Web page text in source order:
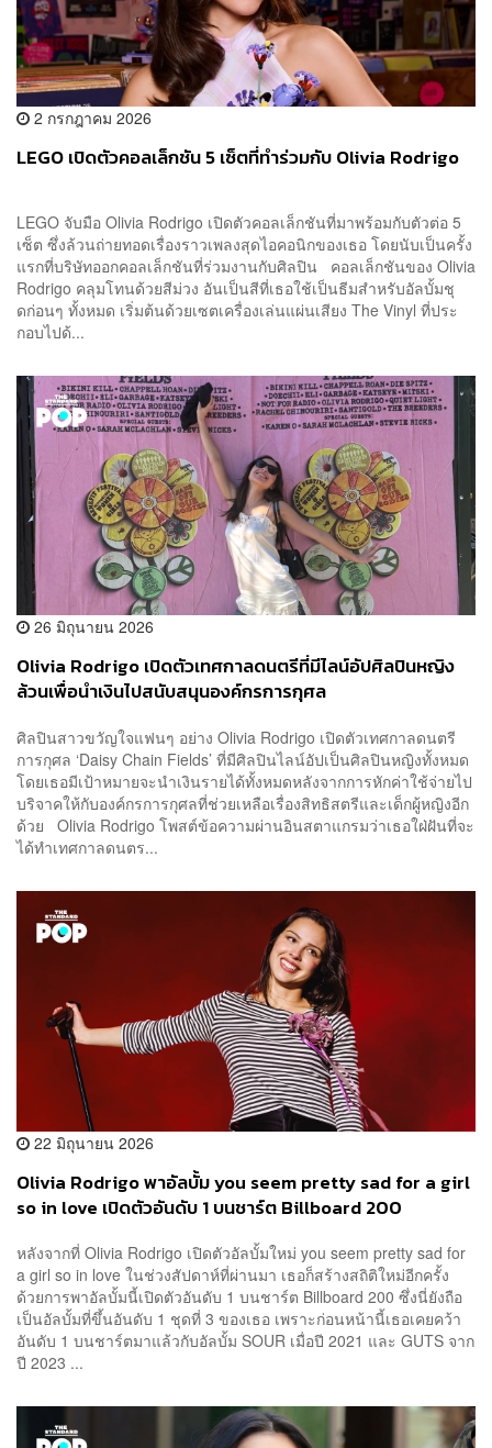
2 กรกฎาคม 2026
LEGO เปิดตัวคอลเล็กชัน 5 เซ็ตที่ทำร่วมกับ Olivia Rodrigo
LEGO จับมือ Olivia Rodrigo เปิดตัวคอลเล็กชันที่มาพร้อมกับตัวต่อ 5
เซ็ต ซึ่งล้วนถ่ายทอดเรื่องราวเพลงสุดไอคอนิกของเธอ โดยนับเป็นครั้ง
แรกที่บริษัทออกคอลเล็กชันที่ร่วมงานกับศิลปิน คอลเล็กชันของ Olivia
Rodrigo คลุมโทนด้วยสีม่วง อันเป็นสีที่เธอใช้เป็นธีมสำหรับอัลบั้มชุ
ดก่อนๆ ทั้งหมด เริ่มต้นด้วยเซตเครื่องเล่นแผ่นเสียง The Vinyl ที่ประ
กอบไปด้...
26 มิถุนายน 2026
Olivia Rodrigo เปิดตัวเทศกาลดนตรีที่มีไลน์อัปศิลปินหญิง
ล้วนเพื่อนำเงินไปสนับสนุนองค์กรการกุศล
ศิลปินสาวขวัญใจแฟนๆ อย่าง Olivia Rodrigo เปิดตัวเทศกาลดนตรี
การกุศล ‘Daisy Chain Fields’ ที่มีศิลปินไลน์อัปเป็นศิลปินหญิงทั้งหมด
โดยเธอมีเป้าหมายจะนำเงินรายได้ทั้งหมดหลังจากการหักค่าใช้จ่ายไป
บริจาคให้กับองค์กรการกุศลที่ช่วยเหลือเรื่องสิทธิสตรีและเด็กผู้หญิงอีก
ด้วย Olivia Rodrigo โพสต์ข้อความผ่านอินสตาแกรมว่าเธอใฝ่ฝันที่จะ
ได้ทำเทศกาลดนตร...
22 มิถุนายน 2026
Olivia Rodrigo พาอัลบั้ม you seem pretty sad for a girl
so in love เปิดตัวอันดับ 1 บนชาร์ต Billboard 200
หลังจากที่ Olivia Rodrigo เปิดตัวอัลบั้มใหม่ you seem pretty sad for
a girl so in love ในช่วงสัปดาห์ที่ผ่านมา เธอก็สร้างสถิติใหม่อีกครั้ง
ด้วยการพาอัลบั้มนี้เปิดตัวอันดับ 1 บนชาร์ต Billboard 200 ซึ่งนี่ยังถือ
เป็นอัลบั้มที่ขึ้นอันดับ 1 ชุดที่ 3 ของเธอ เพราะก่อนหน้านี้เธอเคยคว้า
อันดับ 1 บนชาร์ตมาแล้วกับอัลบั้ม SOUR เมื่อปี 2021 และ GUTS จาก
ปี 2023 ...